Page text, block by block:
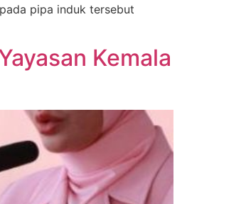
pipa induk tersebut
Kemala